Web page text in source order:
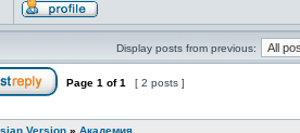
Display posts from previous:
Page 1 of1 [ 2 posts ]
Version » Академия